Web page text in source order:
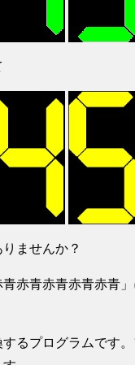
ませんか？
赤青赤青赤青赤青
るプログラムです